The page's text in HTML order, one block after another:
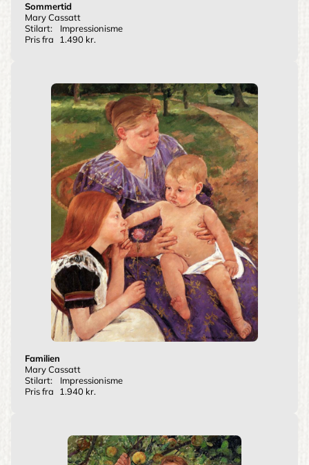
Sommertid
Mary Cassatt
Stilart:
Impressionisme
Pris fra
1.490 kr.
Familien
Mary Cassatt
Stilart:
Impressionisme
Pris fra
1.940 kr.